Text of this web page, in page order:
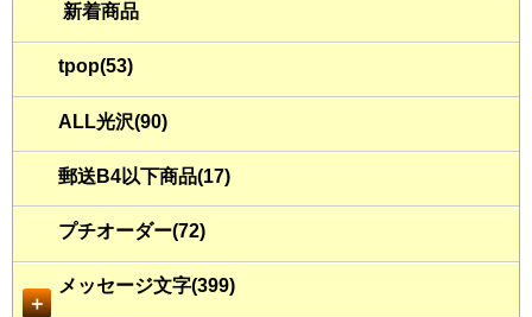
新着商品
tpop(53)
ALL光沢(90)
郵送B4以下商品(17)
プチオーダー(72)
＋
メッセージ文字(399)